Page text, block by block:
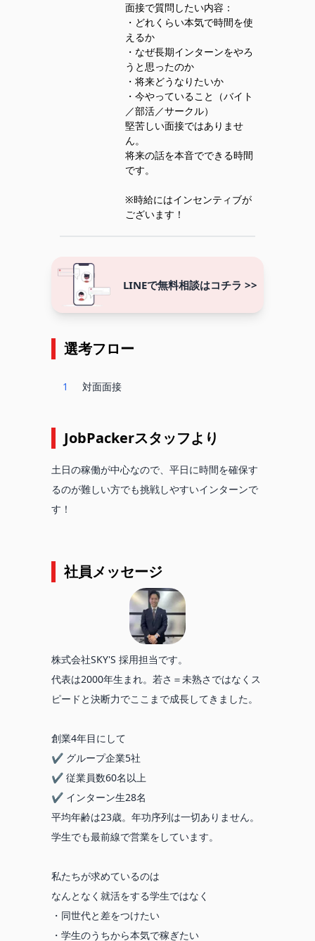
面接で質問したい内容：
・どれくらい本気で時間を使
えるか
・なぜ長期インターンをやろ
うと思ったのか
・将来どうなりたいか
・今やっていること（バイト
／部活／サークル）
堅苦しい面接ではありませ
ん。
将来の話を本音でできる時間
です。
※時給にはインセンティブが
ございます！
LINEで無料相談はコチラ >>
選考フロー
1 対面面接
JobPackerスタッフより
土日の稼働が中心なので、平日に時間を確保す
るのが難しい方でも挑戦しやすいインターンで
す！
社員メッセージ
株式会社SKY'S 採用担当です。
代表は2000年生まれ。若さ＝未熟さではなくス
ピードと決断力でここまで成長してきました。
創業4年目にして
✔ グループ企業5社
✔ 従業員数60名以上
✔ インターン生28名
平均年齢は23歳。年功序列は一切ありません。
学生でも最前線で営業をしています。
私たちが求めているのは
なんとなく就活をする学生ではなく
・同世代と差をつけたい
・学生のうちから本気で稼ぎたい